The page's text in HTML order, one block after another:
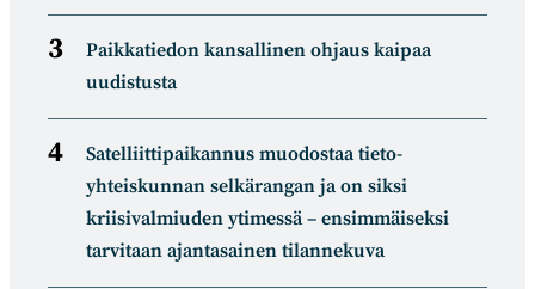
Paikkatiedon kansallinen ohjaus kaipaa
uudistusta
Satelliitti­paikannus muodostaa tieto­
yhteiskunnan selkä­rangan ja on siksi
kriisivalmiuden ytimessä – ensimmäiseksi
tarvitaan ajantasainen tilannekuva